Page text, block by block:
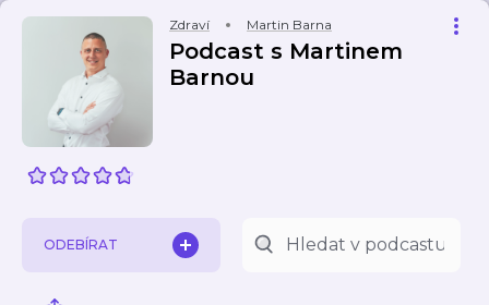
Zdraví Martin Barna
Podcast s Martinem
Barnou
ODEBÍRAT